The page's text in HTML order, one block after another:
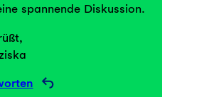
spannende Diskussion.